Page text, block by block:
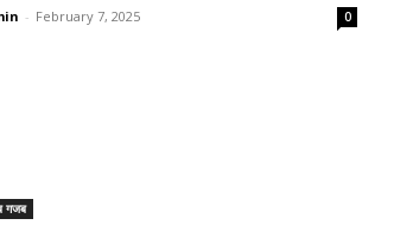
- February 7, 2025 0
गजब